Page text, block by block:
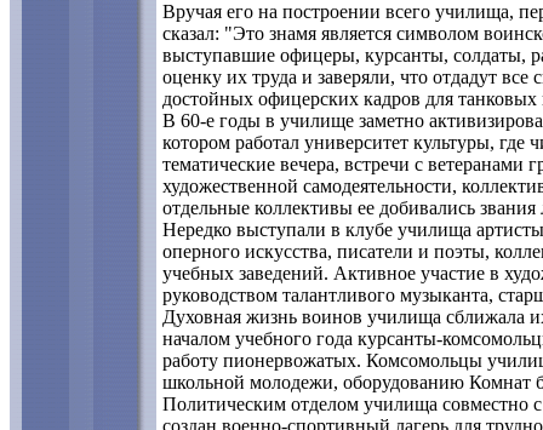
Вручая его на построении всего училища,
сказал: "Это знамя является символом
выступавшие офицеры, курсанты, солдаты,
оценку их труда и заверяли, что отдадут
достойных офицерских кадров для
В 60-е годы в училище заметно
котором работал университет культуры,
тематические вечера, встречи с
художественной самодеятельности,
отдельные коллективы ее добивались звания
Нередко выступали в клубе училища
оперного искусства, писатели и поэты,
учебных заведений. Активное участие в
руководством талантливого музыканта,
Духовная жизнь воинов училища сближала
началом учебного года курсанты-
работу пионервожатых. Комсомольцы
школьной молодежи, оборудованию Комнат
Политическим отделом училища совместно
создан военно-спортивный лагерь для